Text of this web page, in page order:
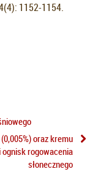
1152-1154.
oraz kremu
rogowacenia
słonecznego